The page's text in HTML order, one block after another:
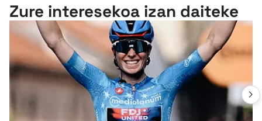
Zure interesekoa izan daiteke